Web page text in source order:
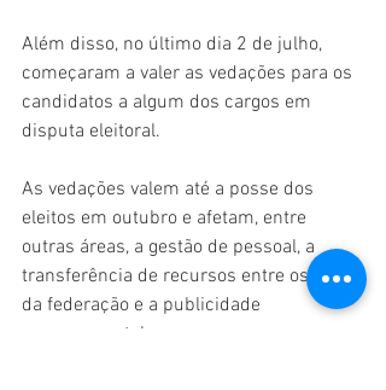
Além disso, no último dia 2 de julho,
começaram a valer as vedações para os
candidatos a algum dos cargos em
disputa eleitoral.
As vedações valem até a posse dos
eleitos em outubro e afetam, entre
outras áreas, a gestão de pessoal, a
transferência de recursos entre os entes
da federação e a publicidade
governamental.